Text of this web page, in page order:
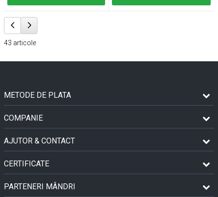
43 articole
METODE DE PLATA
COMPANIE
AJUTOR & CONTACT
CERTIFICATE
PARTENERI MÂNDRI